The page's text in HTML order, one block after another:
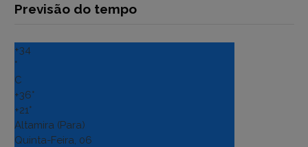
Previsão do tempo
+34
°
C
+36°
+21°
Altamira (Para)
Quinta-Feira, 06